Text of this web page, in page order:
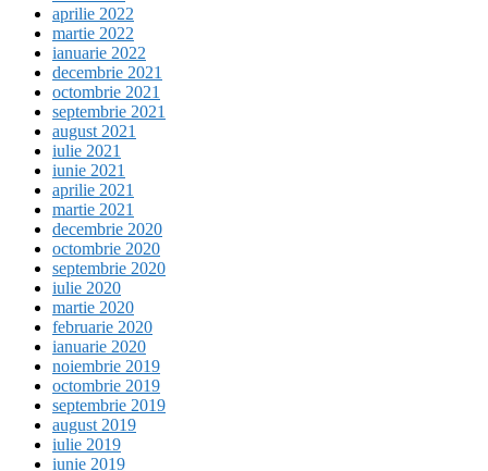
aprilie 2022
martie 2022
ianuarie 2022
decembrie 2021
octombrie 2021
septembrie 2021
august 2021
iulie 2021
iunie 2021
aprilie 2021
martie 2021
decembrie 2020
octombrie 2020
septembrie 2020
iulie 2020
martie 2020
februarie 2020
ianuarie 2020
noiembrie 2019
octombrie 2019
septembrie 2019
august 2019
iulie 2019
iunie 2019